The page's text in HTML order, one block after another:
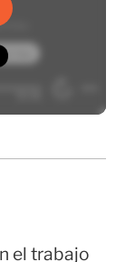
el trabajo